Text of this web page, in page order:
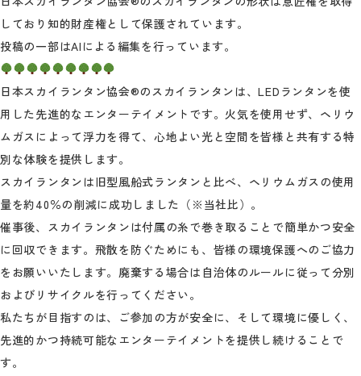
しており知的財産権として保護されています。
投稿の一部はAIによる編集を行っています。
日本スカイランタン協会®のスカイランタンは、LEDランタンを使
用した先進的なエンターテイメントです。火気を使用せず、ヘリウ
ムガスによって浮力を得て、心地よい光と空間を皆様と共有する特
別な体験を提供します。
スカイランタンは旧型風船式ランタンと比べ、ヘリウムガスの使用
量を約40％の削減に成功しました（※当社比）。
催事後、スカイランタンは付属の糸で巻き取ることで簡単かつ安全
に回収できます。飛散を防ぐためにも、皆様の環境保護へのご協力
をお願いいたします。廃棄する場合は自治体のルールに従って分別
およびリサイクルを行ってください。
私たちが目指すのは、ご参加の方が安全に、そして環境に優しく、
先進的かつ持続可能なエンターテイメントを提供し続けることで
す。